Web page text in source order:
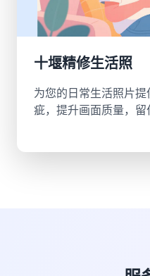
十堰精修生活照
为您的日常生活照片
疵，提升画面质量，留